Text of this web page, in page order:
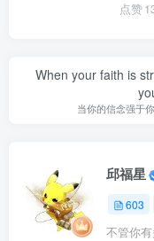
点赞
When your faith is
当你的信念强于
邱福星
603